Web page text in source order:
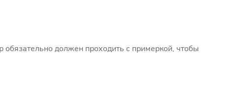
должен проходить с примеркой, чтобы